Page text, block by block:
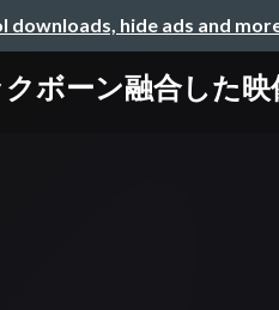
hide ads and
ボーン融合した